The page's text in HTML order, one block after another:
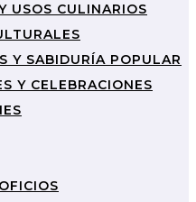
USOS CULINARIOS
Y SABIDURÍA POPULAR
Y CELEBRACIONES